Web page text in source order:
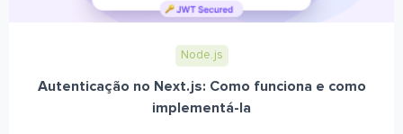
Node.js
Autenticação no Next.js: Como funciona e como
implementá-la